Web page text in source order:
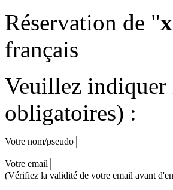
Réservation de "
français
Veuillez indiquer
obligatoires) :
Votre nom/pseudo
Votre email
(Vérifiez la validité de votre email avant